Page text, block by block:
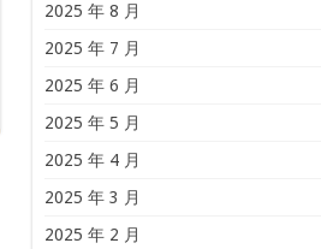
2025 年 8 月
2025 年 7 月
2025 年 6 月
2025 年 5 月
2025 年 4 月
2025 年 3 月
2025 年 2 月